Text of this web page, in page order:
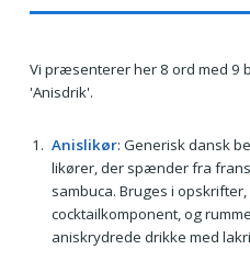
Vi præsenterer her 8 ord med 9
'Anisdrik'.
Anislikør: Generisk dansk
likører, der spænder fra
sambuca. Bruges i
cocktailkomponent, og
aniskrydrede drikke med